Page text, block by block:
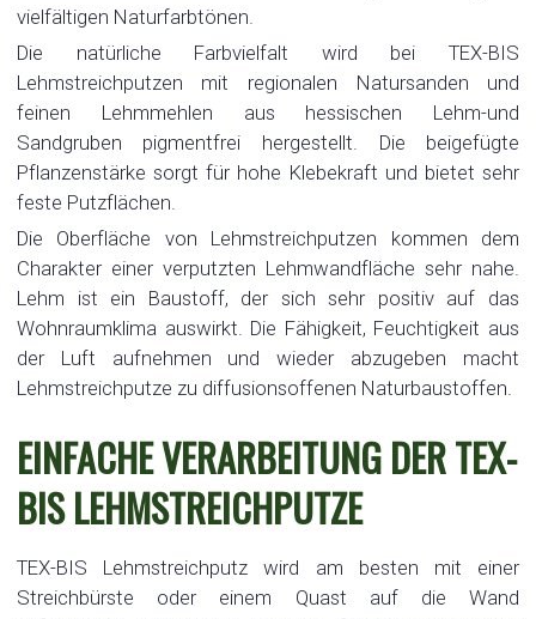
vielfältigen Naturfarbtönen.
Die natürliche Farbvielfalt wird bei TEX-BIS
Lehmstreichputzen mit regionalen Natursanden und
feinen Lehmmehlen aus hessischen Lehm-und
Sandgruben pigmentfrei hergestellt. Die beigefügte
Pflanzenstärke sorgt für hohe Klebekraft und bietet sehr
feste Putzflächen.
Die Oberfläche von Lehmstreichputzen kommen dem
Charakter einer verputzten Lehmwandfläche sehr nahe.
Lehm ist ein Baustoff, der sich sehr positiv auf das
Wohnraumklima auswirkt. Die Fähigkeit, Feuchtigkeit aus
der Luft aufnehmen und wieder abzugeben macht
Lehmstreichputze zu diffusionsoffenen Naturbaustoffen.
EINFACHE VERARBEITUNG DER TEX-
BIS LEHMSTREICHPUTZE
TEX-BIS Lehmstreichputz wird am besten mit einer
Streichbürste oder einem Quast auf die Wand